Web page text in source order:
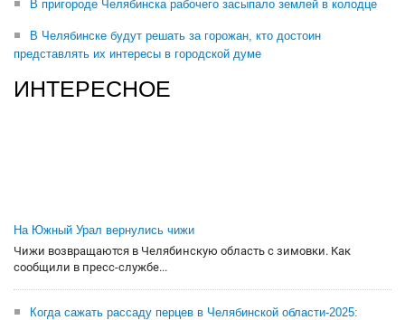
В пригороде Челябинска рабочего засыпало землей в колодце
В Челябинске будут решать за горожан, кто достоин
представлять их интересы в городской думе
ИНТЕРЕСНОЕ
На Южный Урал вернулись чижи
Чижи возвращаются в Челябинскую область с зимовки. Как
сообщили в пресс-службе...
Когда сажать рассаду перцев в Челябинской области-2025: